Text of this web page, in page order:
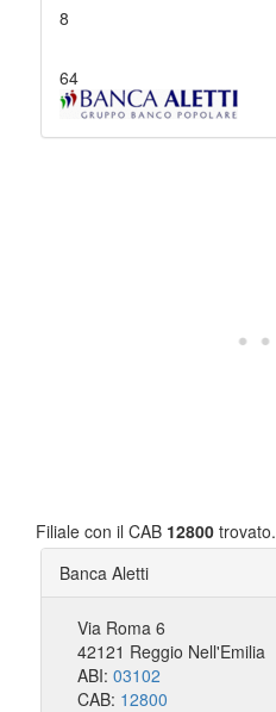
8
64
Filiale con il CAB 12800 trovato.
Banca Aletti
Via Roma 6
42121 Reggio Nell'Emilia
ABI: 03102
CAB: 12800